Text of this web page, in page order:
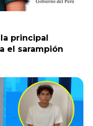
principal
el sarampión